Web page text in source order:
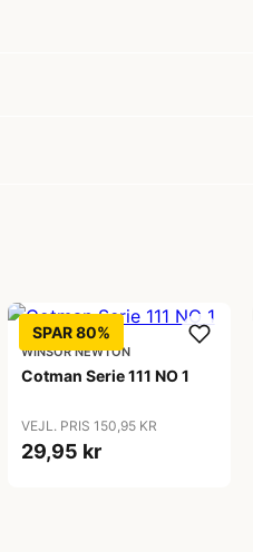
SPAR 80%
WINSOR NEWTON
Cotman Serie 111 NO 1
VEJL. PRIS 150,95 KR
29,95 kr